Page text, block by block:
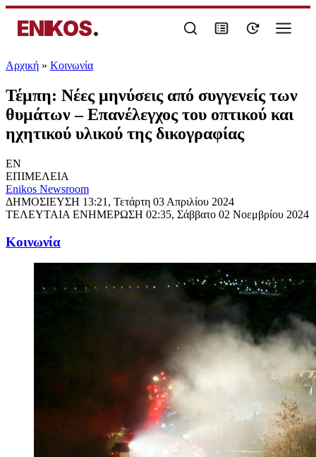
ENIKOS.
Αρχική » Κοινωνία
Τέμπη: Νέες μηνύσεις από συγγενείς των
θυμάτων – Επανέλεγχος του οπτικού και
ηχητικού υλικού της δικογραφίας
EN
ΕΠΙΜΕΛΕΙΑ
Enikos Newsroom
ΔΗΜΟΣΙΕΥΣΗ 13:21, Τετάρτη 03 Απριλίου 2024
ΤΕΛΕΥΤΑΙΑ ΕΝΗΜΕΡΩΣΗ 02:35, Σάββατο 02 Νοεμβρίου 2024
Κοινωνία